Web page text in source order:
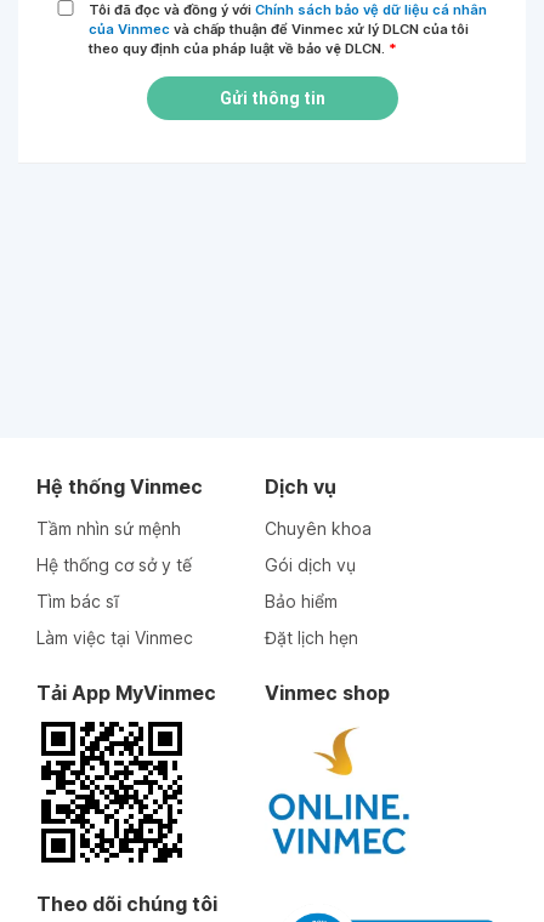
Tôi đã đọc và đồng ý với Chính sách bảo vệ dữ liệu cá nhân
của Vinmec và chấp thuận để Vinmec xử lý DLCN của tôi
theo quy định của pháp luật về bảo vệ DLCN. *
Gửi thông tin
Hệ thống Vinmec
Tầm nhìn sứ mệnh
Hệ thống cơ sở y tế
Tìm bác sĩ
Làm việc tại Vinmec
Dịch vụ
Chuyên khoa
Gói dịch vụ
Bảo hiểm
Đặt lịch hẹn
Tải App MyVinmec Vinmec shop
Theo dõi chúng tôi